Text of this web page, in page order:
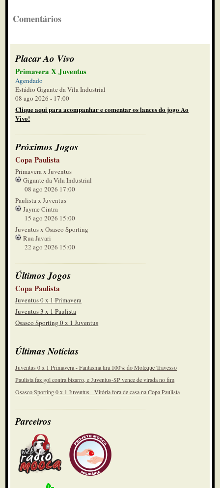
Comentários
Placar Ao Vivo
Primavera X Juventus
Agendado
Estádio Gigante da Vila Industrial
08 ago 2026 - 17:00
Clique aqui para acompanhar e comentar os lances do jogo Ao
Vivo!
Próximos Jogos
Copa Paulista
Primavera x Juventus
Gigante da Vila Industrial
08 ago 2026 17:00
Paulista x Juventus
Jayme Cintra
15 ago 2026 15:00
Juventus x Osasco Sporting
Rua Javari
22 ago 2026 15:00
Últimos Jogos
Copa Paulista
Juventus 0 x 1 Primavera
Juventus 3 x 1 Paulista
Osasco Sporting 0 x 1 Juventus
Últimas Notícias
Juventus 0 x 1 Primavera - Fantasma tira 100% do Moleque Travesso
Paulista faz gol contra bizarro, e Juventus-SP vence de virada no fim
Osasco Sporting 0 x 1 Juventus - Vitória fora de casa na Copa Paulista
Parceiros